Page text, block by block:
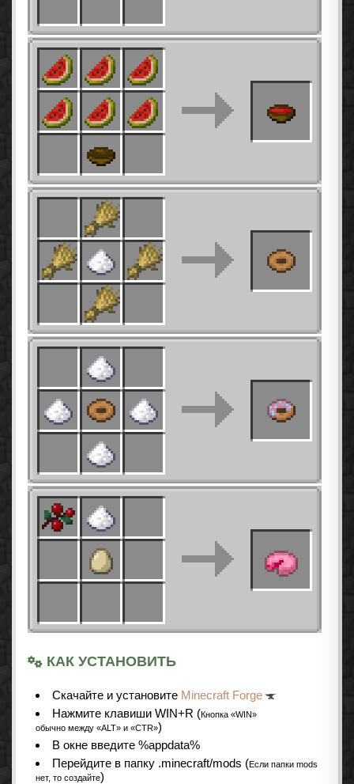
КАК УСТАНОВИТЬ
Cкачайте и установите Minecraft Forge
Нажмите клавиши WIN+R (Кнопка «WIN»
обычно между «ALT» и «CTR»)
В окне введите %appdata%
Перейдите в папку .minecraft/mods (Если папки mods
нет, то создайте)